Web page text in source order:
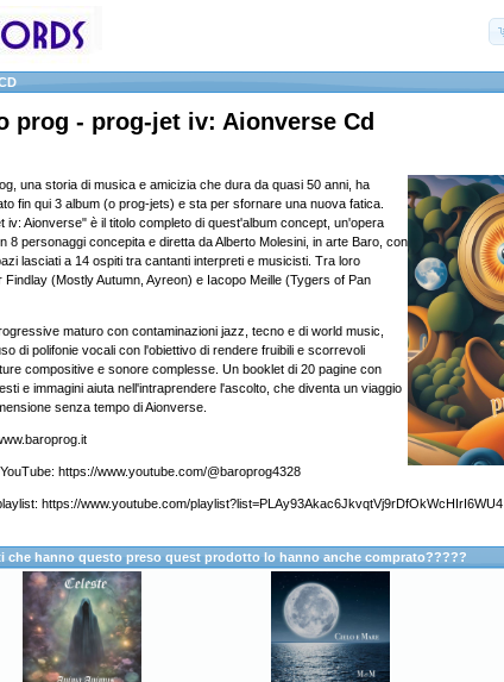
prog - prog-jet iv: Aionverse Cd
una storia di musica e amicizia che dura da quasi 50 anni, ha
fin qui 3 album (o prog-jets) e sta per sfornare una nuova fatica.
iv: Aionverse" è il titolo completo di quest'album concept, un'opera
8 personaggi concepita e diretta da Alberto Molesini, in arte Baro, con
lasciati a 14 ospiti tra cantanti interpreti e musicisti. Tra loro
Findlay (Mostly Autumn, Ayreon) e Iacopo Meille (Tygers of Pan
maturo con contaminazioni jazz, tecno e di world music,
di polifonie vocali con l'obiettivo di rendere fruibili e scorrevoli
compositive e sonore complesse. Un booklet di 20 pagine con
e immagini aiuta nell'intraprendere l'ascolto, che diventa un viaggio
senza tempo di Aionverse.
https://www.youtube.com/@baroprog4328
https://www.youtube.com/playlist?list=PLAy93Akac6JkvqtVj9rDfOkWcHIrI6WU4
che hanno questo preso quest prodotto lo hanno anche comprato?????